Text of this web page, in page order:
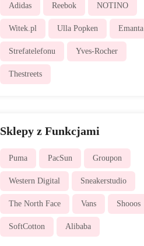
Adidas Reebok NOTINO
Witek.pl Ulla Popken Emanta
Strefatelefonu Yves-Rocher
Thestreets
Sklepy z Funkcjami
Puma PacSun Groupon
Western Digital Sneakerstudio
The North Face Vans Shooos
SoftCotton Alibaba